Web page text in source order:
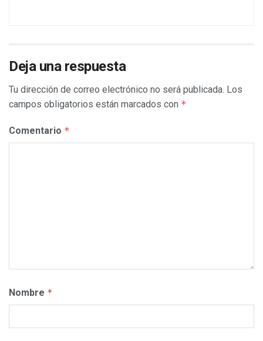
Deja una respuesta
Tu dirección de correo electrónico no será publicada. Los
campos obligatorios están marcados con *
Comentario *
Nombre *